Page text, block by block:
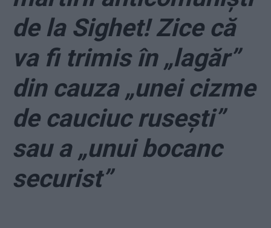
de la Sighet! Zice că
va fi trimis în „lagăr”
din cauza „unei cizme
de cauciuc rusești”
sau a „unui bocanc
securist”